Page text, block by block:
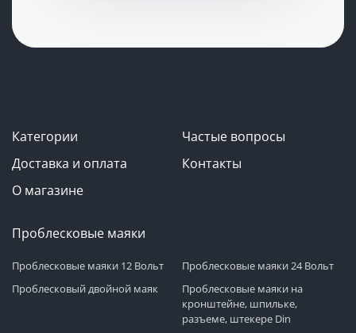
Категории
Частые вопросы
Доставка и оплата
Контакты
О магазине
Проблесковые маяки
Проблесковые маяки 12 Вольт
Проблесковые маяки 24 Вольт
Проблесковый двойной маяк
Проблесковые маяки на
кронштейне, шпильке,
разъеме, штекере Din